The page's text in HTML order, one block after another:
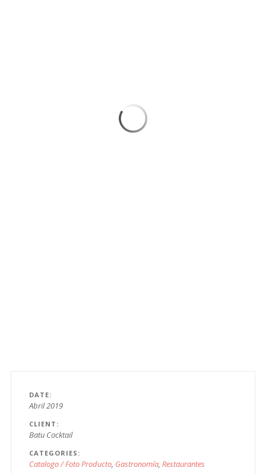
DATE
Abril 2019
CLIENT
Batu Cocktail
CATEGORIES
Catalogo / Foto Producto Gastronomía Restaurantes